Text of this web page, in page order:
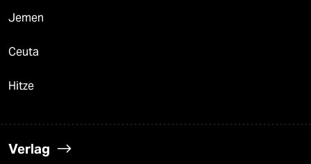
Jemen
Ceuta
Hitze
Verlag